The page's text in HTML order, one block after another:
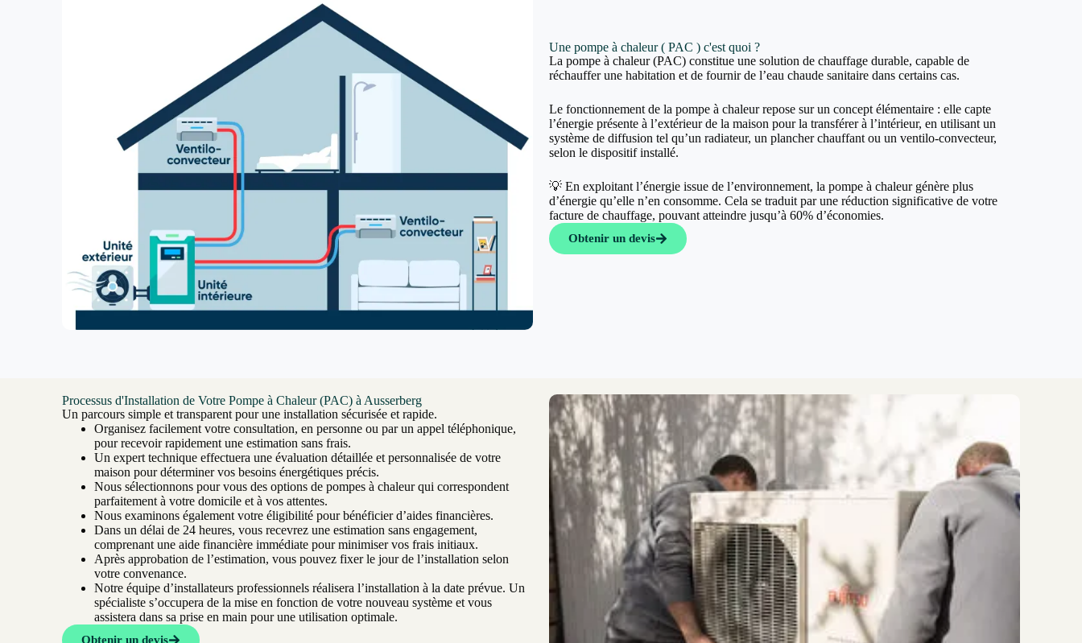
Une pompe à chaleur ( PAC ) c'est quoi ?
La pompe à chaleur (PAC) constitue une solution de chauffage durable, capable de
réchauffer une habitation et de fournir de l’eau chaude sanitaire dans certains cas.
Le fonctionnement de la pompe à chaleur repose sur un concept élémentaire : elle capte
l’énergie présente à l’extérieur de la maison pour la transférer à l’intérieur, en utilisant un
système de diffusion tel qu’un radiateur, un plancher chauffant ou un ventilo-convecteur,
selon le dispositif installé.
💡 En exploitant l’énergie issue de l’environnement, la pompe à chaleur génère plus
d’énergie qu’elle n’en consomme. Cela se traduit par une réduction significative de votre
facture de chauffage, pouvant atteindre jusqu’à 60% d’économies.
Obtenir un devis
Processus d'Installation de Votre Pompe à Chaleur (PAC) à Ausserberg
Un parcours simple et transparent pour une installation sécurisée et rapide.
Organisez facilement votre consultation, en personne ou par un appel téléphonique,
pour recevoir rapidement une estimation sans frais.
Un expert technique effectuera une évaluation détaillée et personnalisée de votre
maison pour déterminer vos besoins énergétiques précis.
Nous sélectionnons pour vous des options de pompes à chaleur qui correspondent
parfaitement à votre domicile et à vos attentes.
Nous examinons également votre éligibilité pour bénéficier d’aides financières.
Dans un délai de 24 heures, vous recevrez une estimation sans engagement,
comprenant une aide financière immédiate pour minimiser vos frais initiaux.
Après approbation de l’estimation, vous pouvez fixer le jour de l’installation selon
votre convenance.
Notre équipe d’installateurs professionnels réalisera l’installation à la date prévue. Un
spécialiste s’occupera de la mise en fonction de votre nouveau système et vous
assistera dans sa prise en main pour une utilisation optimale.
Obtenir un devis